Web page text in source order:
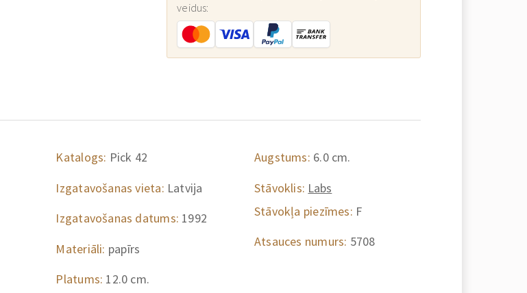
veidus:
Katalogs: Pick 42
Izgatavošanas vieta: Latvija
Izgatavošanas datums: 1992
Materiāli: papīrs
Platums: 12.0 cm.
Augstums: 6.0 cm.
Stāvoklis: Labs
Stāvokļa piezīmes: F
Atsauces numurs: 5708